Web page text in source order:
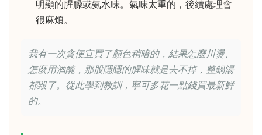
明顯的腥臊或氨水味。氣味太重的，後續處理會
很麻煩。
我有一次貪便宜買了顏色稍暗的，結果怎麼川燙、
怎麼用酒醃，那股隱隱的腥味就是去不掉，整鍋湯
都毀了。從此學到教訓，寧可多花一點錢買最新鮮
的。